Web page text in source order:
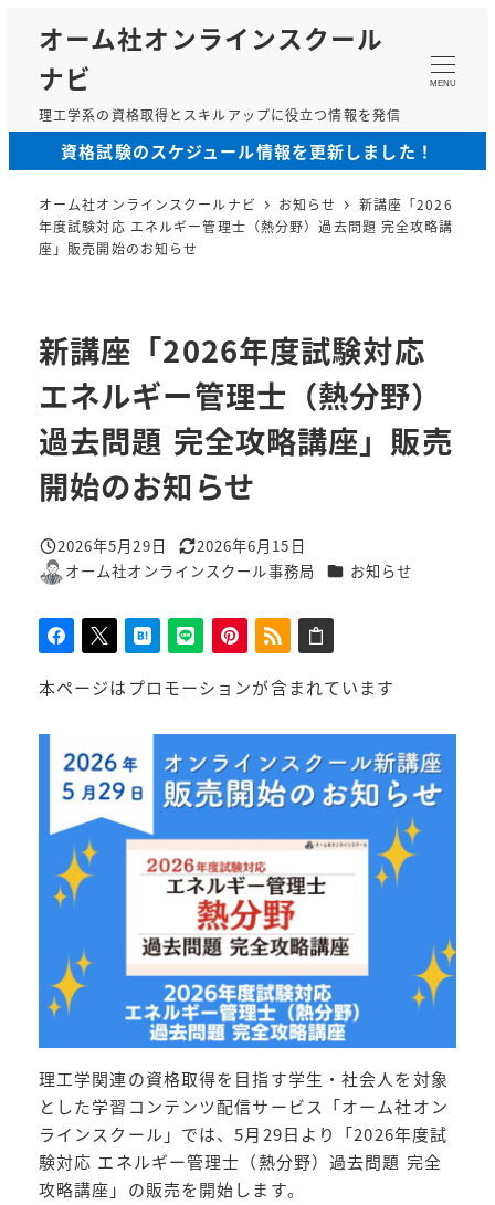
ン
オーム社オンラインスクール
ナビ
理工学系の資格取得とスキルアップに役立つ情報を発信
MENU
資格試験のスケジュール情報を更新しました！
オーム社オンラインスクールナビ お知らせ
新講座「2026
年度試験対応 エネルギー管理士（熱分野）過去問題 完全攻略講
座」販売開始のお知らせ
新講座「2026年度試験対応
エネルギー管理士（熱分野）
過去問題 完全攻略講座」販売
開始のお知らせ
投稿日
2026年5月29日 更新日
2026年6月15日
著
オーム社オンラインスクール事務局 カテゴリー
お知らせ
本ページはプロモーションが含まれています
理工学関連の資格取得を目指す学生・社会人を対象
とした学習コンテンツ配信サービス「オーム社オン
ラインスクール」では、5月29日より「2026年度試
験対応 エネルギー管理士（熱分野）過去問題 完全
攻略講座」の販売を開始します。